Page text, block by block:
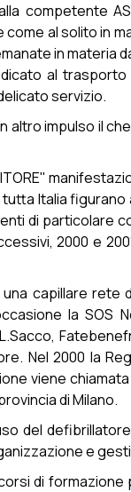
competente
al solito in
in materia
al
servizio.
impulso il
Italia
di particolare
2000 e
capillare
la
Nel 2000 la
viene
di Milano.
del
e
di